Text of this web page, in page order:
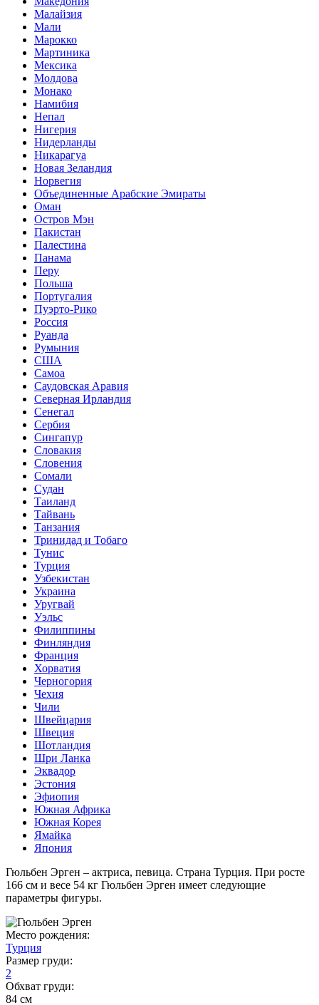
Малайзия
Мали
Марокко
Мартиника
Мексика
Молдова
Монако
Намибия
Непал
Нигерия
Нидерланды
Никарагуа
Новая Зеландия
Норвегия
Объединенные Арабские Эмираты
Оман
Остров Мэн
Пакистан
Палестина
Панама
Перу
Польша
Португалия
Пуэрто-Рико
Россия
Руанда
Румыния
США
Самоа
Саудовская Аравия
Северная Ирландия
Сенегал
Сербия
Сингапур
Словакия
Словения
Сомали
Судан
Таиланд
Тайвань
Танзания
Тринидад и Тобаго
Тунис
Турция
Узбекистан
Украина
Уругвай
Уэльс
Филиппины
Финляндия
Франция
Хорватия
Черногория
Чехия
Чили
Швейцария
Швеция
Шотландия
Шри Ланка
Эквадор
Эстония
Эфиопия
Южная Африка
Южная Корея
Ямайка
Япония
Гюльбен Эрген – актриса, певица. Страна Турция. При росте
166 см и весе 54 кг Гюльбен Эрген имеет следующие
параметры фигуры.
Место рождения:
Турция
Размер груди:
2
Обхват груди:
84 см